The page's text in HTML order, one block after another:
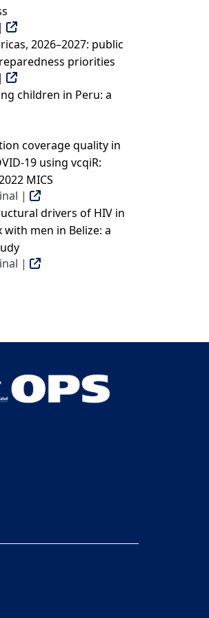
2026–2027: public
priorities
children in Peru: a
coverage quality in
19 using vcqiR:
MICS
|
drivers of HIV in
with men in Belize: a
|